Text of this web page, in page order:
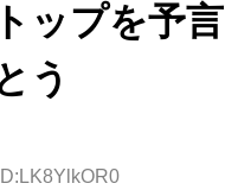
ップを予言
う